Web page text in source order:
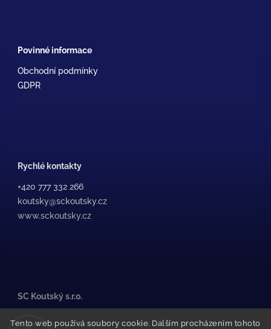
Tento web používá soubory cookie. Dalším procházením tohoto
Povinné informace
Obchodní podmínky
GDPR
Rychlé kontakty
+420 777 332 266
koutsky@sckoutsky.cz
www.sckoutsky.cz
SC Koutský s.r.o.
500 02 Hradec Králové